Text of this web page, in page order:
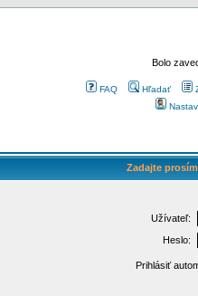
Bolo
FAQ Hľadať
Zadajte
Užívateľ:
Heslo:
Prihlásiť